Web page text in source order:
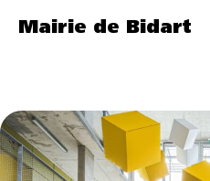
Mairie de Bidart